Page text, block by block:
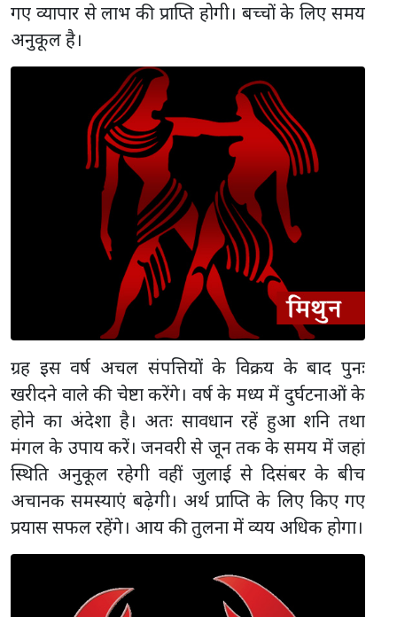
गए व्यापार से लाभ की प्राप्ति होगी। बच्चों के लिए समय
अनुकूल है।
ग्रह इस वर्ष अचल संपत्तियों के विक्रय के बाद पुनः
खरीदने वाले की चेष्टा करेंगे। वर्ष के मध्य में दुर्घटनाओं के
होने का अंदेशा है। अतः सावधान रहें हुआ शनि तथा
मंगल के उपाय करें। जनवरी से जून तक के समय में जहां
स्थिति अनुकूल रहेगी वहीं जुलाई से दिसंबर के बीच
अचानक समस्याएं बढ़ेगी। अर्थ प्राप्ति के लिए किए गए
प्रयास सफल रहेंगे। आय की तुलना में व्यय अधिक होगा।